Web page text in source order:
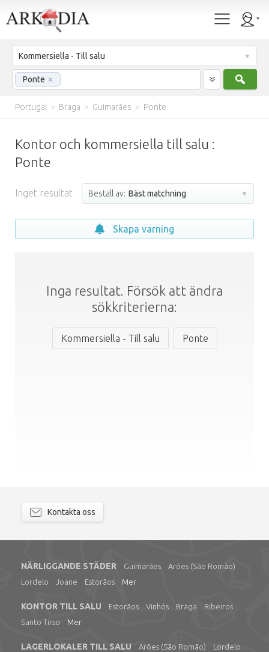
Kommersiella - Till salu
Ponte ×
Portugal > Braga > Guimarães > Ponte
Kontor och kommersiella till salu :
Ponte
Inget resultat Beställ av: Bäst matchning
Skapa varning
Inga resultat. Försök att ändra
sökkriterierna:
Kommersiella - Till salu Ponte
Kontakta oss
NÄRLIGGANDE STÄDER Guimarães
Arões (São Romão)
Lordelo
Joane Estorãos Mer
KONTOR TILL SALU Estorãos Vinhós Braga
Ribeiros
Santo Tirso
Mer
LAGERLOKALER TILL SALU Arões (São Romão)
Lordelo